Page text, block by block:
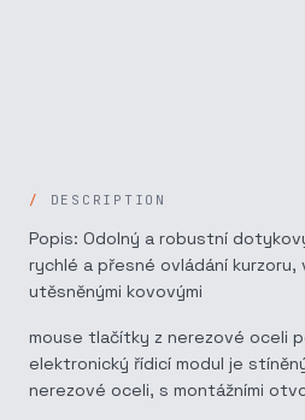
DESCRIPTION
Popis: Odolný a robustní
rychlé a přesné ovládání kurzoru,
utěsněnými kovovými
mouse tlačítky z nerezové oceli
elektronický řídicí modul je
nerezové oceli, s montážními